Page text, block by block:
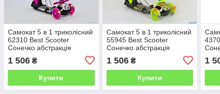
Самокат 5 в 1 триколісний
62310 Best Scooter
Сонечко абстракція
1 506 ₴
Купити
Самокат 5 в 1 триколісний
55945 Best Scooter
Сонечко абстракція
1 506₴
Купити
1